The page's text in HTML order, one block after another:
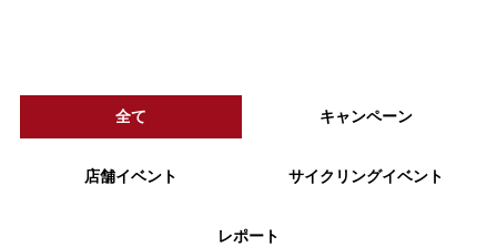
全て キャンペーン
店舗イベント サイクリングイベント
レポート